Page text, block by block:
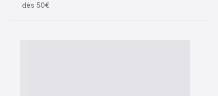
dès 50€